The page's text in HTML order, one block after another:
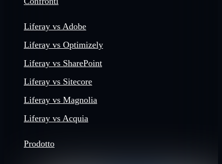
Liferay vs Adobe
Liferay vs Optimizely
Liferay vs SharePoint
Liferay vs Sitecore
Liferay vs Magnolia
Liferay vs Acquia
Prodotto